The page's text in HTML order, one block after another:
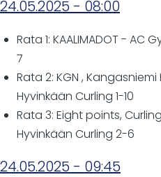
24.05.2025 - 08:00
Rata 1: KAALIMADOT - AC
7
Rata 2: KGN ,
Hyvinkään Curling 1-10
Rata 3: Eight points,
Hyvinkään Curling 2-6
24.05.2025 - 09:45